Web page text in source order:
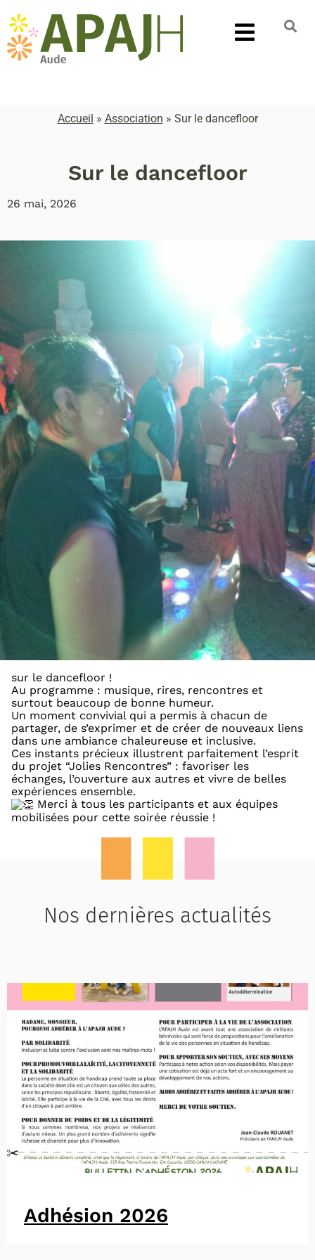
Accueil » Association » Sur le dancefloor
Sur le dancefloor
26 mai, 2026
sur le dancefloor !
Au programme : musique, rires, rencontres et
surtout beaucoup de bonne humeur.
Un moment convivial qui a permis à chacun de
partager, de s’exprimer et de créer de nouveaux liens
dans une ambiance chaleureuse et inclusive.
Ces instants précieux illustrent parfaitement l’esprit
du projet “Jolies Rencontres” : favoriser les
échanges, l’ouverture aux autres et vivre de belles
expériences ensemble.
Merci à tous les participants et aux équipes
mobilisées pour cette soirée réussie !
Nos dernières actualités
Adhésion 2026